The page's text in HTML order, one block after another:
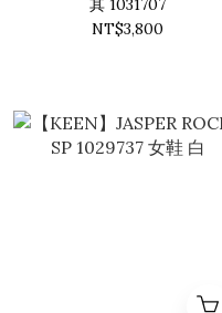
其 1031707
NT$3,800